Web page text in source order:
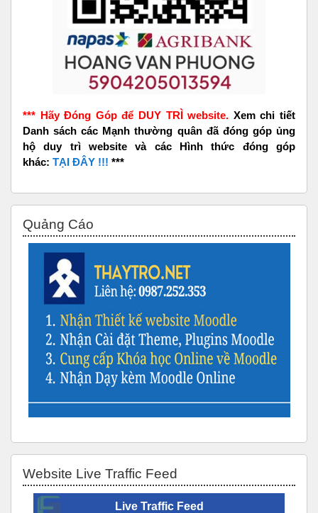
*** Hãy Đóng Góp để DUY TRÌ website. Xem chi tiết
Danh sách các Mạnh thường quân đã đóng góp ủng
hộ duy trì website và các Hình thức đóng góp
khác: TẠI ĐÂY !!! ***
Quảng Cáo
Website Live Traffic Feed
Live Traffic Feed